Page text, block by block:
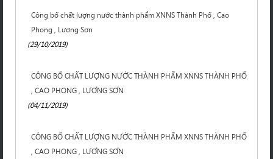
Công bố chất lượng nước thành phẩm XNNS Thành Phố , Cao
Phong , Lương Sơn
(29/10/2019)
CÔNG BỐ CHẤT LƯỢNG NƯỚC THÀNH PHẨM XNNS THÀNH PHỐ
, CAO PHONG , LƯƠNG SƠN
(04/11/2019)
CÔNG BỐ CHẤT LƯỢNG NƯỚC THÀNH PHẨM XNNS THÀNH PHỐ
, CAO PHONG , LƯƠNG SƠN